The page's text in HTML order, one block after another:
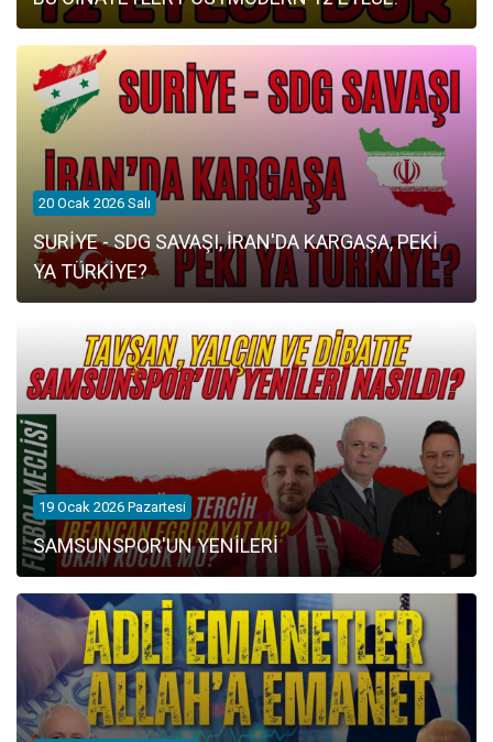
20 Ocak 2026 Salı
SURİYE - SDG SAVAŞI, İRAN'DA KARGAŞA, PEKİ
YA TÜRKİYE?
19 Ocak 2026 Pazartesi
SAMSUNSPOR'UN YENİLERİ